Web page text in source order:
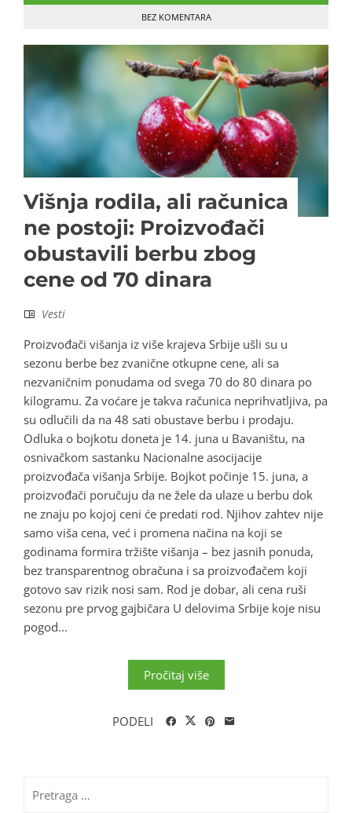
BEZ KOMENTARA
Višnja rodila, ali računica
ne postoji: Proizvođači
obustavili berbu zbog
cene od 70 dinara
Vesti
Proizvođači višanja iz više krajeva Srbije ušli su u
sezonu berbe bez zvanične otkupne cene, ali sa
nezvaničnim ponudama od svega 70 do 80 dinara po
kilogramu. Za voćare je takva računica neprihvatljiva, pa
su odlučili da na 48 sati obustave berbu i prodaju.
Odluka o bojkotu doneta je 14. juna u Bavaništu, na
osnivačkom sastanku Nacionalne asocijacije
proizvođača višanja Srbije. Bojkot počinje 15. juna, a
proizvođači poručuju da ne žele da ulaze u berbu dok
ne znaju po kojoj ceni će predati rod. Njihov zahtev nije
samo viša cena, već i promena načina na koji se
godinama formira tržište višanja – bez jasnih ponuda,
bez transparentnog obračuna i sa proizvođačem koji
gotovo sav rizik nosi sam. Rod je dobar, ali cena ruši
sezonu pre prvog gajbičara U delovima Srbije koje nisu
pogod...
Pročitaj više
PODELI
za: